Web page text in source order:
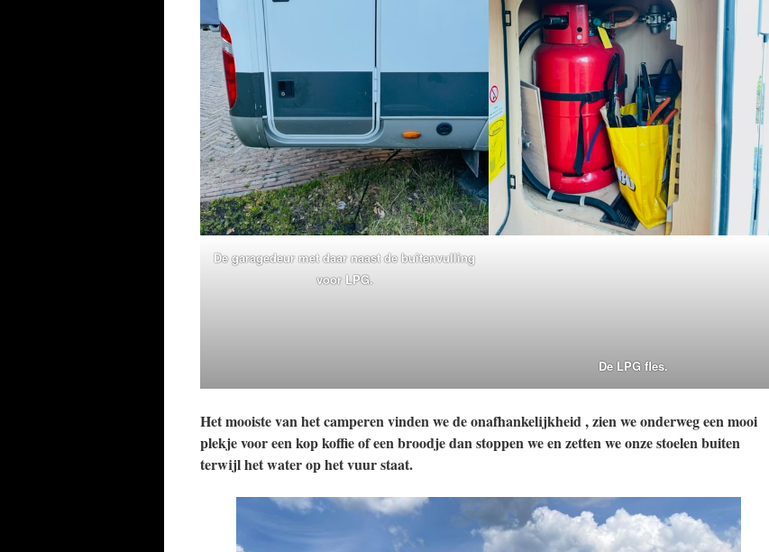
De garagedeur met daar naast de buitenvulling
voor LPG.
De LPG fles.
Het mooiste van het camperen vinden we de onafhankelijkheid , zien we onderweg een mooi
plekje voor een kop koffie of een broodje dan stoppen we en zetten we onze stoelen buiten
terwijl het water op het vuur staat.